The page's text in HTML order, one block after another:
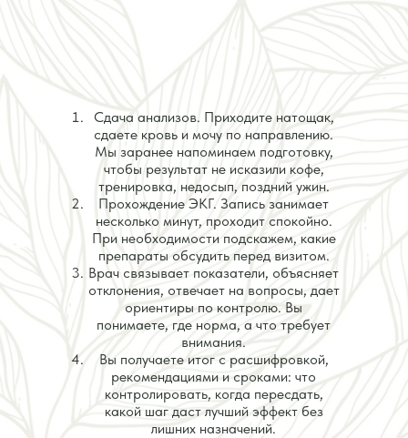
Сдача анализов. Приходите натощак,
сдаете кровь и мочу по направлению.
Мы заранее напоминаем подготовку,
чтобы результат не исказили кофе,
тренировка, недосып, поздний ужин.
Прохождение ЭКГ. Запись занимает
несколько минут, проходит спокойно.
При необходимости подскажем, какие
препараты обсудить перед визитом.
Врач связывает показатели, объясняет
отклонения, отвечает на вопросы, дает
ориентиры по контролю. Вы
понимаете, где норма, а что требует
внимания.
Вы получаете итог с расшифровкой,
рекомендациями и сроками: что
контролировать, когда пересдать,
какой шаг даст лучший эффект без
лишних назначений.